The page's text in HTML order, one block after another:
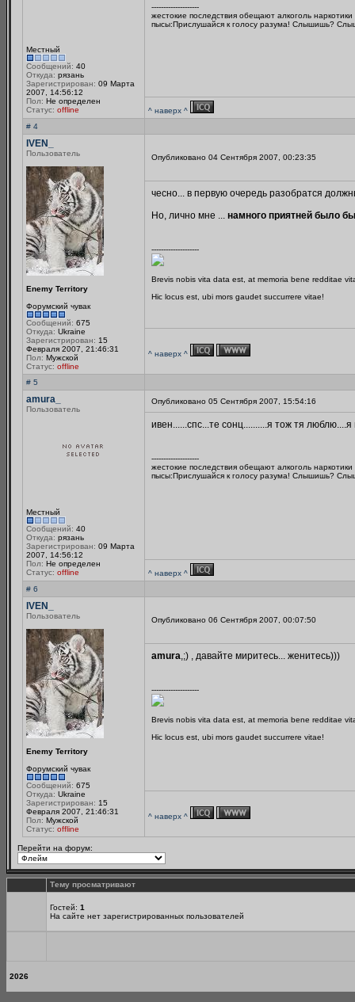
Местный
Сообщений: 40
Откуда: рязань
Зарегистрирован: 09 Марта
2007, 14:56:12
Пол: Не определен
Статус: offline
--------------------
жестокие последствия обещают алкоголь
пысы:Прислушайся к голосу разума! Слышишь?
^ наверх ^
# 4
IVEN_
Пользователь
Enemy Territory
Форумский чувак
Сообщений: 675
Откуда: Ukraine
Зарегистрирован: 15
Февраля 2007, 21:46:31
Пол: Мужской
Статус: offline
Опубликовано 04 Сентября 2007, 00:23:35
чесно... в первую очередь разобратся
Но, лично мне ... намного приятней было
--------------------
Brevis nobis vita data est, at memoria bene redditae
Hic locus est, ubi mors gaudet succurrere vitae!
^ наверх ^
# 5
amura_
Пользователь
Местный
Сообщений: 40
Откуда: рязань
Зарегистрирован: 09 Марта
2007, 14:56:12
Пол: Не определен
Статус: offline
Опубликовано 05 Сентября 2007, 15:54:16
ивен......спс...те сонц..........я тож тя
--------------------
жестокие последствия обещают алкоголь
пысы:Прислушайся к голосу разума! Слышишь?
^ наверх ^
# 6
IVEN_
Пользователь
Enemy Territory
Форумский чувак
Сообщений: 675
Откуда: Ukraine
Зарегистрирован: 15
Февраля 2007, 21:46:31
Пол: Мужской
Статус: offline
Опубликовано 06 Сентября 2007, 00:07:50
amura,;) , давайте миритесь... женитесь)))
--------------------
Brevis nobis vita data est, at memoria bene redditae
Hic locus est, ubi mors gaudet succurrere vitae!
^ наверх ^
Перейти на форум:
Тему просматривают
Гостей: 1
На сайте нет зарегистрированных пользователей
2026